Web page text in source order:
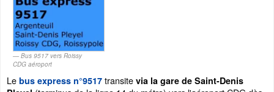
Bus 9517 vers Roissy
CDG aéroport
Le bus express n°9517 transite via la gare de Saint-Denis